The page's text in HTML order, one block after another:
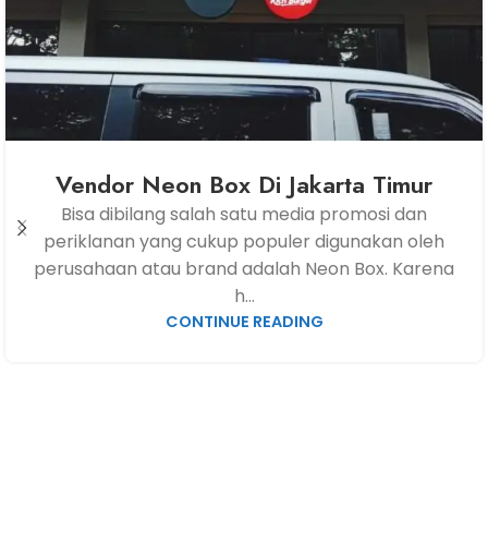
Vendor Neon Box Di Jakarta Timur
Bisa dibilang salah satu media promosi dan
periklanan yang cukup populer digunakan oleh
perusahaan atau brand adalah Neon Box. Karena
h...
CONTINUE READING